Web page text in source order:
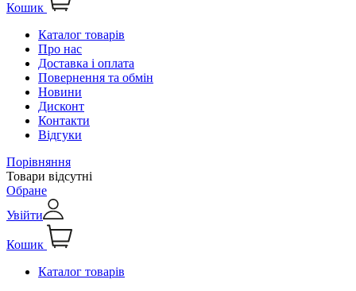
Кошик
Каталог товарів
Про нас
Доставка і оплата
Повернення та обмін
Новини
Дисконт
Контакти
Відгуки
Порівняння
Товари відсутні
Обране
Увійти
Кошик
Каталог товарів